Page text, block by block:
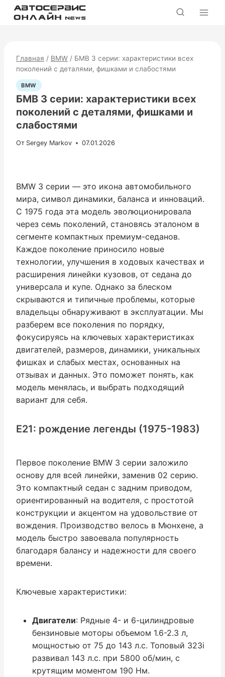
Перейти
Главная / BMW / БМВ 3 серии: характеристики всех
поколений с деталями, фишками и слабостями
BMW
БМВ 3 серии: характеристики всех
поколений с деталями, фишками и
слабостями
От Sergey Markov 07.01.2026
BMW 3 серии — это икона автомобильного
мира, символ динамики, баланса и инноваций.
С 1975 года эта модель эволюционировала
через семь поколений, становясь эталоном в
сегменте компактных премиум-седанов.
Каждое поколение приносило новые
технологии, улучшения в ходовых качествах и
расширения линейки кузовов, от седана до
универсала и купе. Однако за блеском
скрываются и типичные проблемы, которые
владельцы обнаруживают в эксплуатации. Мы
разберем все поколения по порядку,
фокусируясь на ключевых характеристиках
двигателей, размеров, динамики, уникальных
фишках и слабых местах, основанных на
отзывах и данных. Это поможет понять, как
модель менялась, и выбрать подходящий
вариант для себя.
E21: рождение легенды (1975-1983)
Первое поколение BMW 3 серии заложило
основу для всей линейки, заменив 02 серию.
Это компактный седан с задним приводом,
ориентированный на водителя, с простотой
конструкции и акцентом на удовольствие от
вождения. Производство велось в Мюнхене, а
модель быстро завоевала популярность
благодаря балансу и надежности для своего
времени.
Ключевые характеристики:
Двигатели: Рядные 4- и 6-цилиндровые
бензиновые моторы объемом 1.6-2.3 л,
мощностью от 75 до 143 л.с. Топовый 323i
развивал 143 л.с. при 5800 об/мин, с
крутящим моментом 190 Нм.